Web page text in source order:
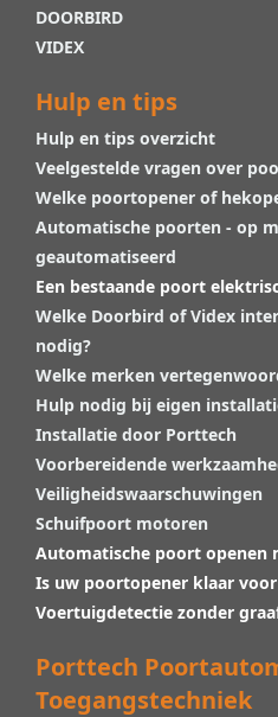
DOORBIRD
VIDEX
Hulp en tips
Hulp en tips overzicht
Veelgestelde vragen over
Welke poortopener of
Automatische poorten - op
geautomatiseerd
Een bestaande poort
Welke Doorbird of Videx
nodig?
Welke merken
Hulp nodig bij eigen
Installatie door Porttech
Voorbereidende
Veiligheidswaarschuwingen
Schuifpoort motoren
Automatische poort openen
Is uw poortopener klaar
Voertuigdetectie zonder
Porttech
Toegangstechniek